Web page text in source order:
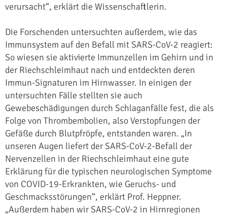
verursacht“, erklärt die Wissenschaftlerin.
Die Forschenden untersuchten außerdem, wie das
Immunsystem auf den Befall mit SARS-CoV-2 reagiert:
So wiesen sie aktivierte Immunzellen im Gehirn und in
der Riechschleimhaut nach und entdeckten deren
Immun-Signaturen im Hirnwasser. In einigen der
untersuchten Fälle stellten sie auch
Gewebeschädigungen durch Schlaganfälle fest, die als
Folge von Thrombembolien, also Verstopfungen der
Gefäße durch Blutpfröpfe, entstanden waren. „In
unseren Augen liefert der SARS-CoV-2-Befall der
Nervenzellen in der Riechschleimhaut eine gute
Erklärung für die typischen neurologischen Symptome
von COVID-19-Erkrankten, wie Geruchs- und
Geschmacksstörungen“, erklärt Prof. Heppner.
„Außerdem haben wir SARS-CoV-2 in Hirnregionen